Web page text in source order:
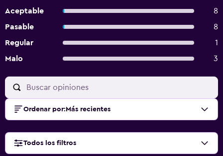
Aceptable
8
Pasable
8
Regular
1
Malo
3
Ordenar por: Más recientes
Todos los filtros